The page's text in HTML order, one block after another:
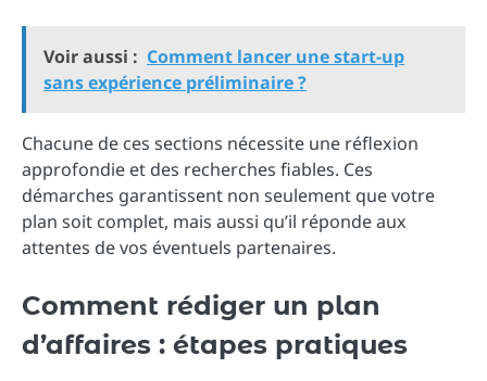
Voir aussi : Comment lancer une start-up
sans expérience préliminaire ?
Chacune de ces sections nécessite une réflexion
approfondie et des recherches fiables. Ces
démarches garantissent non seulement que votre
plan soit complet, mais aussi qu’il réponde aux
attentes de vos éventuels partenaires.
Comment rédiger un plan
d’affaires : étapes pratiques